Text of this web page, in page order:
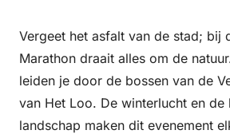
Vergeet het asfalt van de stad; bij
Marathon draait alles om de
leiden je door de bossen van de
van Het Loo. De winterlucht en de
landschap maken dit evenement